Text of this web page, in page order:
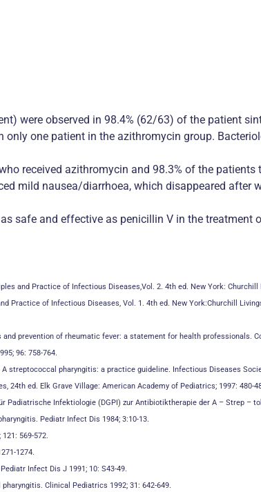
were observed in 98.4% (62/63) of the patient
one patient in the azithromycin group.
received azithromycin and 98.3% of the
mild nausea/diarrhoea, which disappeared after
safe and effective as penicillin V in the treatment
and Practice of Infectious Diseases,Vol. 2. 4th ed. New York: Churchill
Practice of Infectious Diseases, Vol. 1. 4th ed. New York:Churchill
prevention of rheumatic fever: a statement for health professionals.
96: 758-764.
streptococcal pharyngitis: a practice guideline. Infectious Diseases
ed. Elk Grave Village: American Academy of Pediatrics; 1997: 480-
Padiatrische Infektiologie (DGPI) zur Antibiotiktherapie der A – Strep –
Pediatr Infect Dis 1984; 3:10-13.
569-572.
1274.
Infect Dis J 1991; 10: S43-49.
Clinical Pediatrics 1992; 31: 642-649.